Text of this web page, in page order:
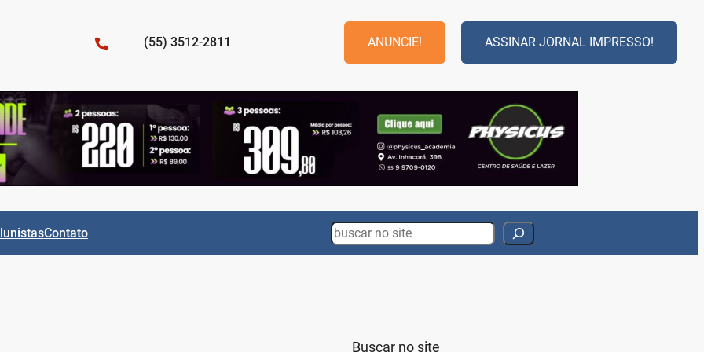
(55) 3512-2811 ANUNCIE! ASSINAR JORNAL IMPRESSO!
Contato Search
Buscar no site